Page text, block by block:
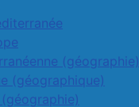
(géographie)
(géographique)